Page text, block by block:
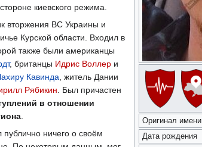
Оригинал имени
Дата рождения
киевского режима.
вторжения ВС Украины и
Курской области. Входил в
также были американцы
, британцы Идрис Воллери
Кавинда, житель Дании
Рябикин. Был причастен
в отношении
.
ничего о своём